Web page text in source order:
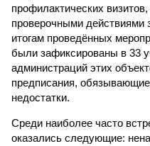
профилактических
проверочными действиями
итогам проведённых
были зафиксированы в 33
администраций этих
предписания,
недостатки.
Среди наиболее часто
оказались следующие: